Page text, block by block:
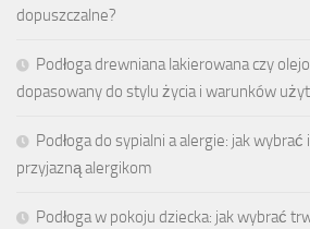
dopuszczalne?
Podłoga drewniana lakierowana czy
dopasowany do stylu życia i warunków
Podłoga do sypialni a alergie: jak
przyjazną alergikom
Podłoga w pokoju dziecka: jak wybrać